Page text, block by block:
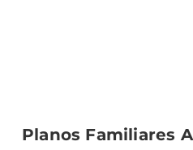
Planos Familiares